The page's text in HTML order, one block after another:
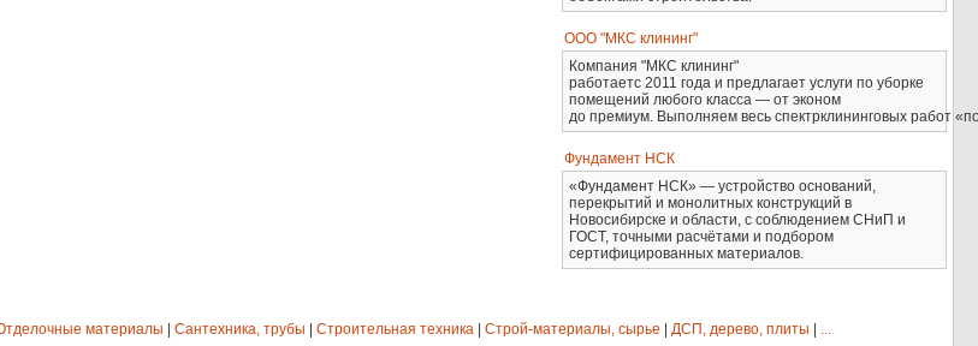
ООО "МКС клининг"
Компания "МКС клининг"
работаетс 2011 года и предлагает услуги по уборке
помещений любого класса — от эконом
до премиум. Выполняем весь спектрклининговых работ
Фундамент НСК
«Фундамент НСК» — устройство оснований,
перекрытий и монолитных конструкций в
Новосибирске и области, с соблюдением СНиП и
ГОСТ, точными расчётами и подбором
сертифицированных материалов.
материалы Сантехника, трубы Строительная техника Строй-материалы, сырье ДСП, дерево, плиты
...